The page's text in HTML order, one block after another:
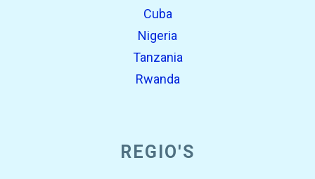
Cuba
Nigeria
Tanzania
Rwanda
REGIO'S